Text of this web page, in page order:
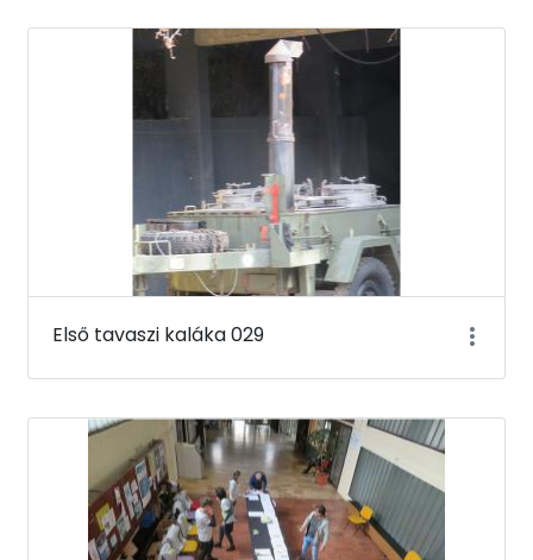
Első tavaszi kaláka 029